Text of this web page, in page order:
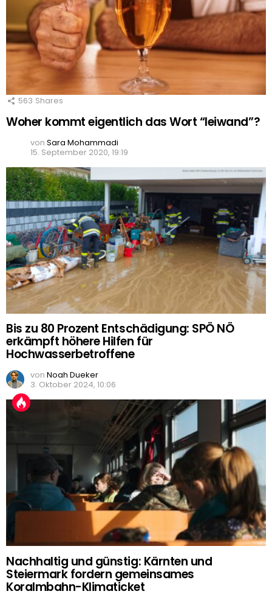
563 Shares
Woher kommt eigentlich das Wort “leiwand”?
von Sara Mohammadi
15. September 2020, 19:19
Bis zu 80 Prozent Entschädigung: SPÖ NÖ
erkämpft höhere Hilfen für
Hochwasserbetroffene
von Noah Dueker
3. Oktober 2024, 10:06
Nachhaltig und günstig: Kärnten und
Steiermark fordern gemeinsames
Koralmbahn-Klimaticket